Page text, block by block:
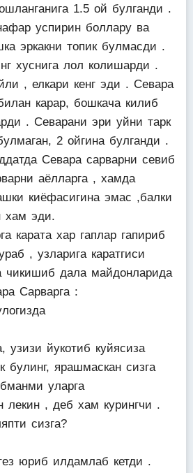
1.5 ой булганди .
успирин боллару ва
эркакни топик булмасди .
хуснига лол колишарди .
, елкари кенг эди . Севара
карар, бошкача килиб
. Севарани эри уйни тарк
2 ойгина булганди .
Севара сарварни севиб
аёлларга , хамда
киёфасигина эмас ,балки
хам эди.
карата хар гаплар гапириб
, узларига каратгиси
чикишиб дала майдонларида
Сарварга :
узизи йукотиб куйясиза
булинг, ярашмаскан сизга
уларга
лекин , деб хам курингчи .
сизга?
юриб илдамлаб кетди .